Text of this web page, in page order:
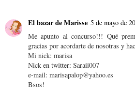
El bazar de Marisse 5 de mayo de
Me apunto al concurso!!! Qué
gracias por acordarte de nosotras y
Mi nick: marisa
Nick en twitter: Saraii007
e-mail: marisapalop@yahoo.es
Bsos!